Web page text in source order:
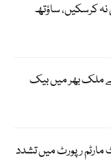
نہ کرسکیں، ساؤتھ
16 اگست سے ملک بھر میں بیک
رپورٹ میں تشدد